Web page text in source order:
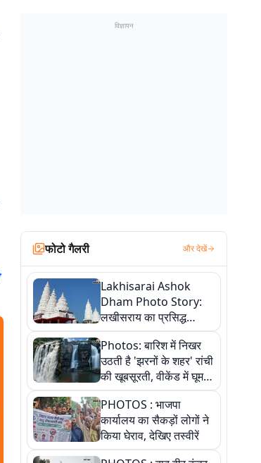
विज्ञापन
फोटो गैलरी और देखें
Lakhisarai Ashok
Dham Photo Story:
लखीसराय का प्रसिद्ध
अशोक धाम—आस्था,
श्रृंगार, अनुष्ठान और
अलौकिक संध्या आरती के
विहंगम दृश्य
Photos: बारिश में निखर
उठती है 'झरनों के शहर' रांची
की खूबसूरती, वीकेंड में घूम
आएं ये 5 वादियां
PHOTOS : भाजपा
कार्यालय का सैकड़ों लोगों ने
किया घेराव, देखिए तस्वीरें